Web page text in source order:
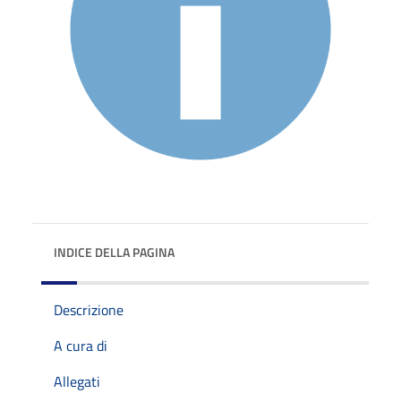
INDICE DELLA PAGINA
Descrizione
A cura di
Allegati